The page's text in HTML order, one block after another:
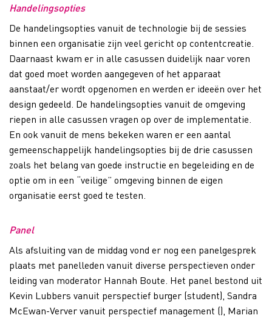
Handelingsopties
De handelingsopties vanuit de technologie bij de sessies
binnen een organisatie zijn veel gericht op contentcreatie​.
Daarnaast kwam er in alle casussen duidelijk naar voren
dat goed moet worden aangegeven of het apparaat
aanstaat/er wordt opgenomen​ en werden er ideeën over het
design gedeeld. De handelingsopties vanuit de omgeving
riepen in alle casussen vragen op over de implementatie.
En ook vanuit de mens bekeken waren er een aantal
gemeenschappelijk handelingsopties bij de drie casussen
zoals het belang van goede instructie en begeleiding en de
optie om in een “veilige” omgeving binnen de eigen
organisatie eerst goed te testen.
Panel
Als afsluiting van de middag vond er nog een panelgesprek
plaats met panelleden vanuit diverse perspectieven onder
leiding van moderator Hannah Boute. Het panel bestond uit
Kevin Lubbers vanuit perspectief burger (student), Sandra
McEwan-Verver vanuit perspectief management (), Marian